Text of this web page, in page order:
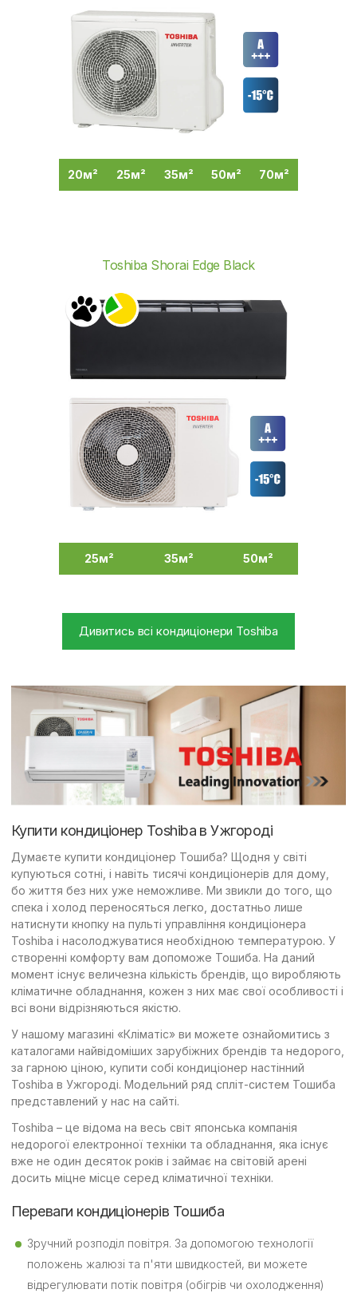
20м² 25м² 35м² 50м² 70м²
Toshiba Shorai Edge Black
25м² 35м² 50м²
Дивитись всі кондиціонери Toshiba
Купити кондиціонер Toshiba в Ужгороді
Думаєте купити кондиціонер Тошиба? Щодня у світі
купуються сотні, і навіть тисячі кондиціонерів для дому,
бо життя без них уже неможливе. Ми звикли до того, що
спека і холод переносяться легко, достатньо лише
натиснути кнопку на пульті управління кондиціонера
Toshiba і насолоджуватися необхідною температурою. У
створенні комфорту вам допоможе Тошиба. На даний
момент існує величезна кількість брендів, що виробляють
кліматичне обладнання, кожен з них має свої особливості і
всі вони відрізняються якістю.
У нашому магазині «Кліматіс» ви можете ознайомитись з
каталогами найвідоміших зарубіжних брендів та недорого,
за гарною ціною, купити собі кондиціонер настінний
Toshiba в Ужгороді. Модельний ряд спліт-систем Тошиба
представлений у нас на сайті.
Toshiba – це відома на весь світ японська компанія
недорогої електронної техніки та обладнання, яка існує
вже не один десяток років і займає на світовій арені
досить міцне місце серед кліматичної техніки.
Переваги кондиціонерів Тошиба
Зручний розподіл повітря. За допомогою технології
положень жалюзі та п'яти швидкостей, ви можете
відрегулювати потік повітря (обігрів чи охолодження)